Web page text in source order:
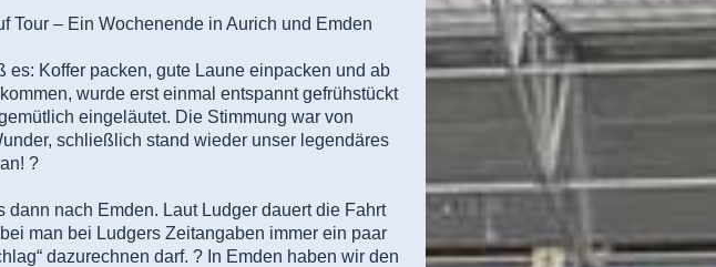
Tour – Ein Wochenende in Aurich und Emden
es: Koffer packen, gute Laune einpacken und ab
wurde erst einmal entspannt gefrühstückt
eingeläutet. Die Stimmung war von
schließlich stand wieder unser legendäres
?
dann nach Emden. Laut Ludger dauert die Fahrt
man bei Ludgers Zeitangaben immer ein paar
dazurechnen darf. ? In Emden haben wir den